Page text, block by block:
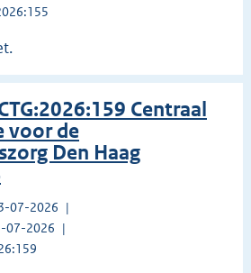
Centraal
voor de
Den Haag
07-2026
07-2026